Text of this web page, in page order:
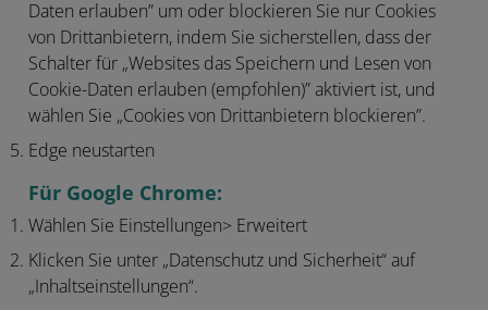
Daten erlauben” um oder blockieren Sie nur Cookies
von Drittanbietern, indem Sie sicherstellen, dass der
Schalter für „Websites das Speichern und Lesen von
Cookie-Daten erlauben (empfohlen)” aktiviert ist, und
wählen Sie „Cookies von Drittanbietern blockieren”.
Edge neustarten
Für Google Chrome:
Wählen Sie Einstellungen> Erweitert
Klicken Sie unter „Datenschutz und Sicherheit“ auf
„Inhaltseinstellungen“.